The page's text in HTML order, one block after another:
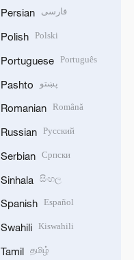
Persian فارسی
Polish Polski
Portuguese Português
Pashto پښتو
Romanian Română
Russian Русский
Serbian Српски
Sinhala සිංහල
Spanish Español
Swahili Kiswahili
Tamil தமிழ்